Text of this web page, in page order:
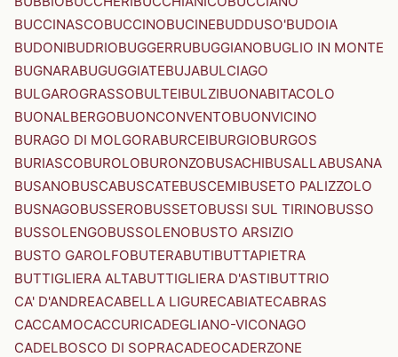
BUCCINASCOBUCCINOBUCINEBUDDUSO'BUDOIA
BUDONIBUDRIOBUGGERRUBUGGIANOBUGLIO IN MONTE
BUGNARABUGUGGIATEBUJABULCIAGO
BULGAROGRASSOBULTEIBULZIBUONABITACOLO
BUONALBERGOBUONCONVENTOBUONVICINO
BURAGO DI MOLGORABURCEIBURGIOBURGOS
BURIASCOBUROLOBURONZOBUSACHIBUSALLABUSANA
BUSANOBUSCABUSCATEBUSCEMIBUSETO PALIZZOLO
BUSNAGOBUSSEROBUSSETOBUSSI SUL TIRINOBUSSO
BUSSOLENGOBUSSOLENOBUSTO ARSIZIO
BUSTO GAROLFOBUTERABUTIBUTTAPIETRA
BUTTIGLIERA ALTABUTTIGLIERA D'ASTIBUTTRIO
CA' D'ANDREACABELLA LIGURECABIATECABRAS
CACCAMOCACCURICADEGLIANO-VICONAGO
CADELBOSCO DI SOPRACADEOCADERZONE